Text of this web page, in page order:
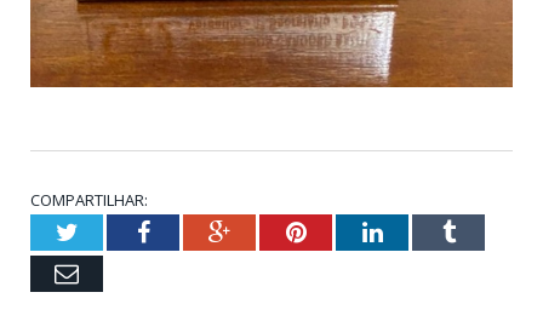
COMPARTILHAR:
TwitterFacebookGoogle+PinterestLinkedInTumblr
Email